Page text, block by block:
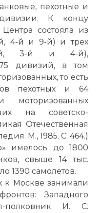
пехотные и
К концу
состояла из
4-й и 9-й) и трех
й, 3-й и 4-й),
дивизий, в том
то есть
пехотных и 64
моторизованных
на советско-
Отечественная
М., 1985. С. 464.)
имелось до 1800
свыше 14 тыс.
1390 самолетов.
к Москве занимали
Западного
полковник И. С.